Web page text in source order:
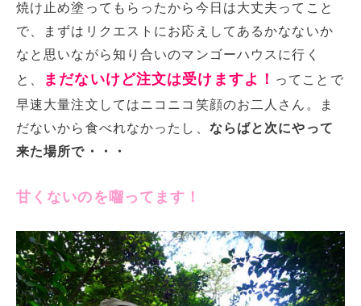
焼け止め塗ってもらったから今日は大丈夫ってこと
で、まずはリクエストにお応えしてあるかなないか
なと思いながら知り合いのマンゴーハウスに行く
と、
まだないけど注文は受けますよ！ ってことで
早速大量注文してはニコニコ笑顔のお二人さん。ま
だないから食べれなかったし、 ならばと次にやって
来た場所で・・・
甘くないのを囓ってます！